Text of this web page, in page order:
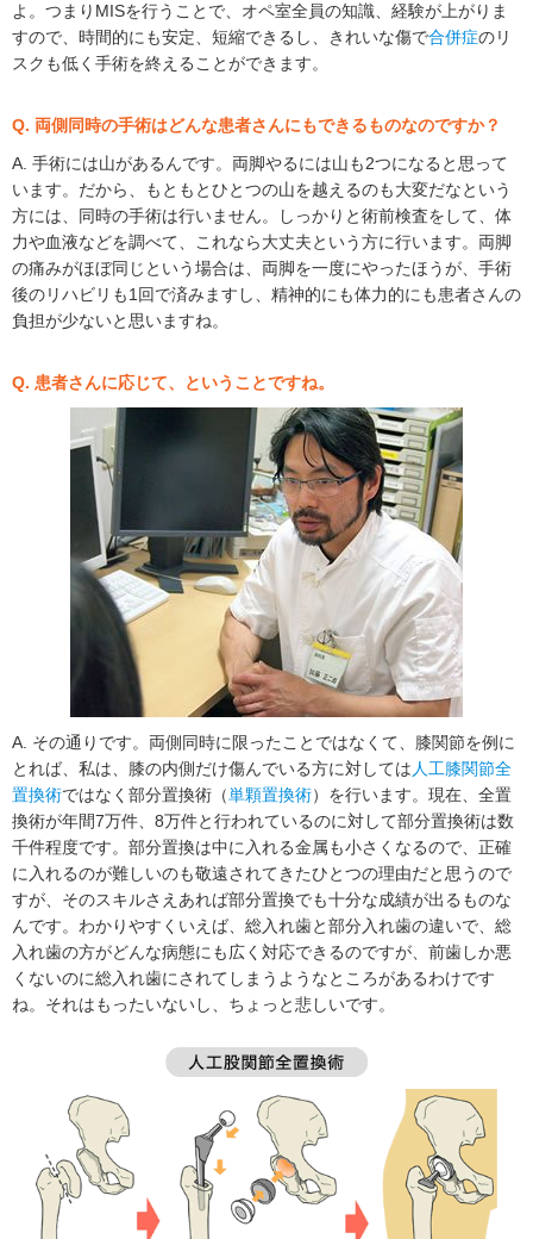
よ。つまりMISを行うことで、オペ室全員の知識、経験が上がりま
すので、時間的にも安定、短縮できるし、きれいな傷で合併症のリ
スクも低く手術を終えることができます。
Q. 両側同時の手術はどんな患者さんにもできるものなのですか？
A. 手術には山があるんです。両脚やるには山も2つになると思って
います。だから、もともとひとつの山を越えるのも大変だなという
方には、同時の手術は行いません。しっかりと術前検査をして、体
力や血液などを調べて、これなら大丈夫という方に行います。両脚
の痛みがほぼ同じという場合は、両脚を一度にやったほうが、手術
後のリハビリも1回で済みますし、精神的にも体力的にも患者さんの
負担が少ないと思いますね。
Q. 患者さんに応じて、ということですね。
A. その通りです。両側同時に限ったことではなくて、膝関節を例に
とれば、私は、膝の内側だけ傷んでいる方に対しては 人工膝関節全
置換術ではなく部分置換術（単顆置換術）を行います。現在、全置
換術が年間7万件、8万件と行われているのに対して部分置換術は数
千件程度です。部分置換は中に入れる金属も小さくなるので、正確
に入れるのが難しいのも敬遠されてきたひとつの理由だと思うので
すが、そのスキルさえあれば部分置換でも十分な成績が出るものな
んです。わかりやすくいえば、総入れ歯と部分入れ歯の違いで、総
入れ歯の方がどんな病態にも広く対応できるのですが、前歯しか悪
くないのに総入れ歯にされてしまうようなところがあるわけです
ね。それはもったいないし、ちょっと悲しいです。